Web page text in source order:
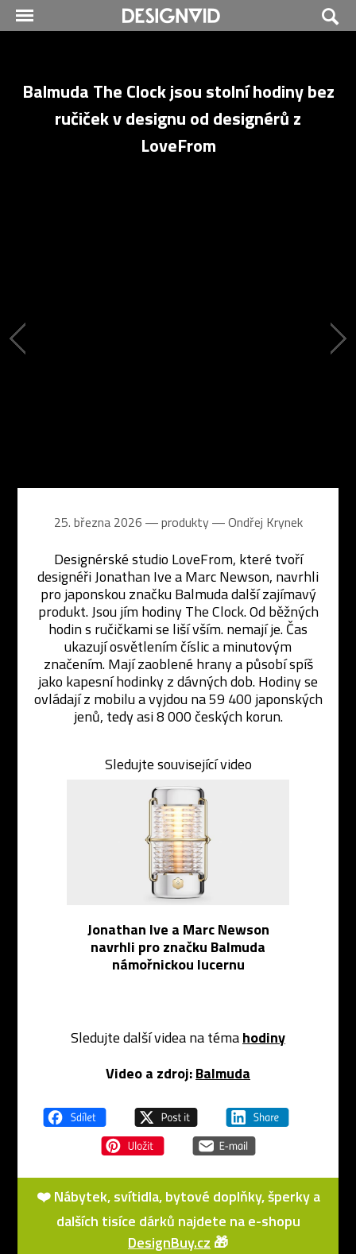
Balmuda The Clock jsou stolní hodiny bez
ručiček v designu od designérů z
LoveFrom
25. března 2026 ― produkty ―Ondřej Krynek
Designérské studio LoveFrom, které tvoří
designéři Jonathan Ive a Marc Newson, navrhli
pro japonskou značku Balmuda další zajímavý
produkt. Jsou jím hodiny The Clock. Od běžných
hodin s ručičkami se liší vším. nemají je. Čas
ukazují osvětlením číslic a minutovým
značením. Mají zaoblené hrany a působí spíš
jako kapesní hodinky z dávných dob. Hodiny se
ovládají z mobilu a vyjdou na 59 400 japonských
jenů, tedy asi 8 000 českých korun.
Sledujte související video
Jonathan Ive a Marc Newson
navrhli pro značku Balmuda
námořnickou lucernu
Sledujte další videa na témahodiny
Video a zdroj:Balmuda
❤️ Nábytek, svítidla, bytové doplňky, šperky a
dalších tisíce dárků najdete na e-shopu
DesignBuy.cz 🎁